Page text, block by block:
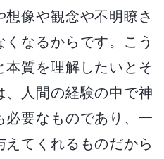
像や観念や不明瞭さ
なるからです。こう
本質を理解したいとそ
、人間の経験の中で神
要なものであり、一
てくれるものだから